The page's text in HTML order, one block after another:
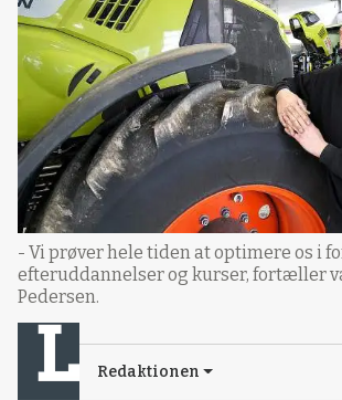
- Vi prøver hele tiden at optimere os i
efteruddannelser og kurser, fortæller
Pedersen.
Redaktionen